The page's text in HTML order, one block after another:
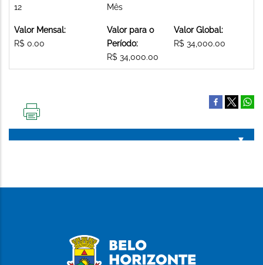
12
Mês
Valor Mensal:
R$ 0.00
Valor para o
Período:
R$ 34,000.00
Valor Global:
R$ 34,000.00
PÁGINA